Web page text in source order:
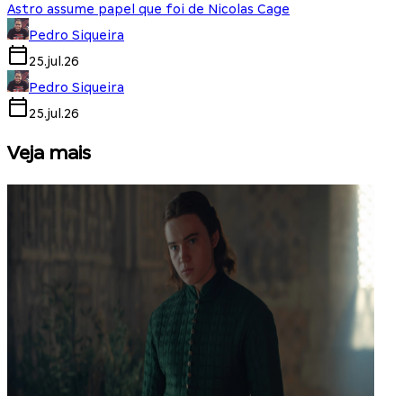
Astro assume papel que foi de Nicolas Cage
Pedro Siqueira
25.jul.26
Pedro Siqueira
25.jul.26
Veja mais